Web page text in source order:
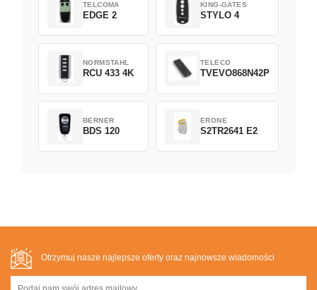
TELCOMA
EDGE 2
KING-GATES
STYLO 4
NORMSTAHL
RCU 433 4K
TELECO
TVEVO868N42P
BERNER
BDS 120
ERONE
S2TR2641 E2
Otrzymuj nasze najlepsze oferty oraz najnowsze wiadomości